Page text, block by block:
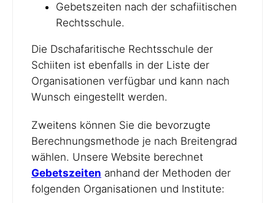
Gebetszeiten nach der schafiitischen
Rechtsschule.
Die Dschafaritische Rechtsschule der
Schiiten ist ebenfalls in der Liste der
Organisationen verfügbar und kann nach
Wunsch eingestellt werden.
Zweitens können Sie die bevorzugte
Berechnungsmethode je nach Breitengrad
wählen. Unsere Website berechnet
Gebetszeiten anhand der Methoden der
folgenden Organisationen und Institute: